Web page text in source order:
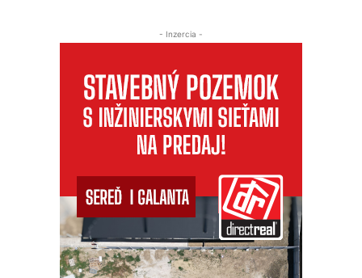
- Inzercia -